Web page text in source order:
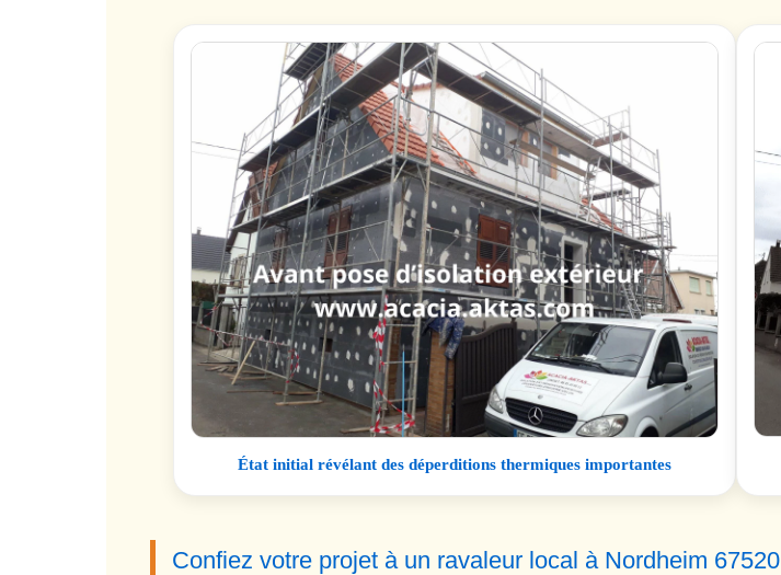
État initial révélant des déperditions thermiques importantes
Confiez votre projet à un ravaleur local à Nordheim 67520